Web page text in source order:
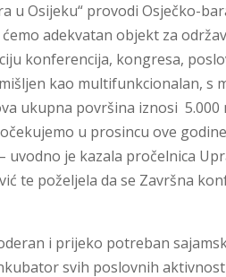
u Osijeku“ provodi Osječko-
adekvatan objekt za
konferencija, kongresa,
kao multifunkcionalan, s
ukupna površina iznosi 5.000
u prosincu ove
je kazala pročelnica
te poželjela da se Završna
i prijeko potreban
svih poslovnih